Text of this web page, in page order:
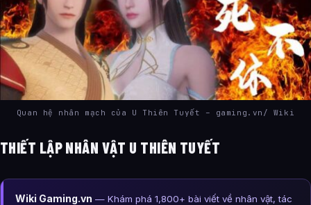
Quan hệ nhân mạch của U Thiên Tuyết – gaming.vn/ Wiki
THIẾT LẬP NHÂN VẬT U THIÊN TUYẾT
Wiki Gaming.vn — Khám phá 1,800+ bài viết về nhân vật, tác